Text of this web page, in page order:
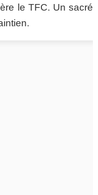
le TFC. Un sacré